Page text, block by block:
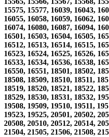
15575, 15577, 16039, 16043,
16055, 16058, 16059, 16062,
16074, 16080, 16087, 16094,
16501, 16503, 16504, 16505,
16512, 16513, 16514, 16515,
16523, 16524, 16525, 16526,
16533, 16534, 16536, 16538,
16550, 16551, 18501, 18502,
18508, 18509, 18510, 18511,
18519, 18520, 18521, 18522,
18529, 18530, 18531, 18532,
19508, 19509, 19510, 19511,
19523, 19525, 20501, 20502,
20508, 20510, 20512, 20514,
21504, 21505, 21506, 21508,